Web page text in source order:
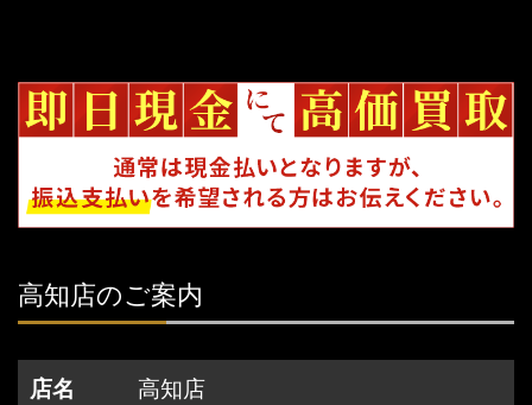
高知店のご案内
店名 高知店